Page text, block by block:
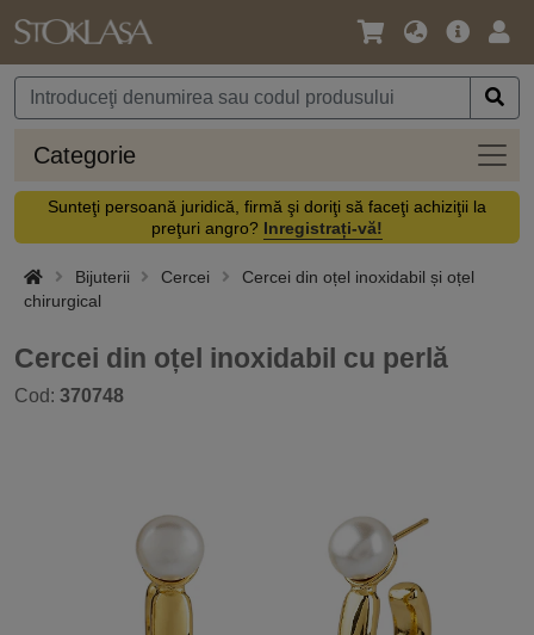
Limbă
Monedă
Meniul
Categorie
Sunteţi persoană juridică, firmă şi doriţi să faceţi achiziţii la
preţuri angro? Inregistrați-vă!
Bijuterii Cercei
Cercei din oțel inoxidabil și oțel
chirurgical
Cercei din oțel inoxidabil cu perlă
Cod: 370748